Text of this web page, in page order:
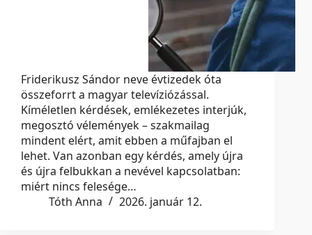
Friderikusz Sándor neve évtizedek óta
összeforrt a magyar televíziózással.
Kíméletlen kérdések, emlékezetes interjúk,
megosztó vélemények – szakmailag
mindent elért, amit ebben a műfajban el
lehet. Van azonban egy kérdés, amely újra
és újra felbukkan a nevével kapcsolatban:
miért nincs felesége…
Tóth Anna
2026. január 12.